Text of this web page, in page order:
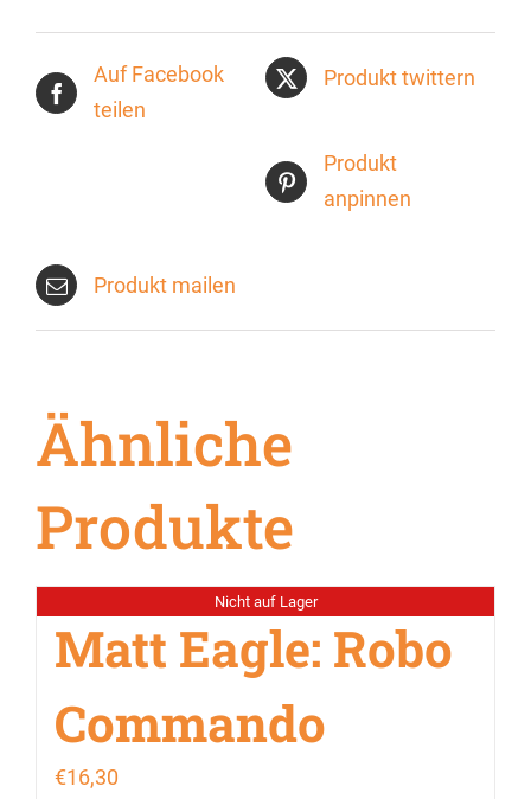
Auf Facebook
teilen
Produkt twittern
Produkt
anpinnen
Produkt mailen
Ähnliche
Produkte
Nicht auf Lager
Matt Eagle: Robo
Commando
€16,30